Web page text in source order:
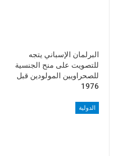
البرلمان الإسباني يتجه
للتصويت على منح الجنسية
للصحراويين المولودين قبل
1976
الدولية